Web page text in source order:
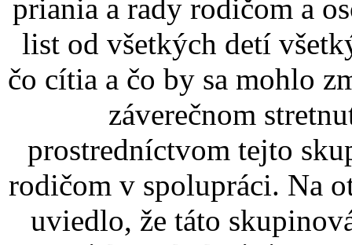
priania a rady rodičom a
list od všetkých detí
čo cítia a čo by sa mohlo
záverečnom
prostredníctvom tejto
rodičom v spolupráci. Na
uviedlo, že táto